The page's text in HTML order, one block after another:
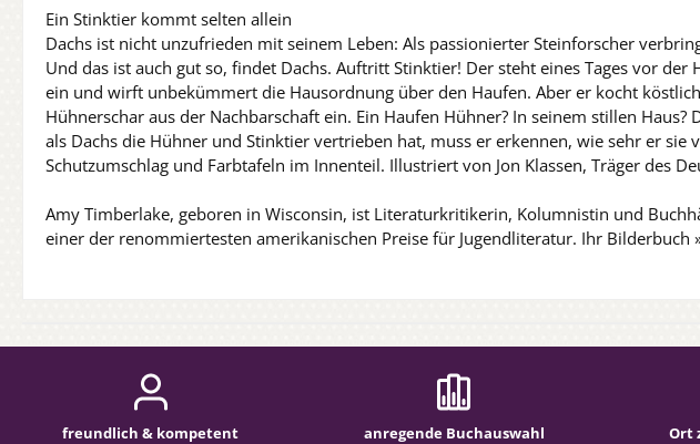
Ein Stinktier kommt selten allein
Dachs ist nicht unzufrieden mit seinem Leben: Als passionierter Steinforscher
Und das ist auch gut so, findet Dachs. Auftritt Stinktier! Der steht eines Tages vor
ein und wirft unbekümmert die Hausordnung über den Haufen. Aber er kocht
Hühnerschar aus der Nachbarschaft ein. Ein Haufen Hühner? In seinem stillen
als Dachs die Hühner und Stinktier vertrieben hat, muss er erkennen, wie sehr er
Schutzumschlag und Farbtafeln im Innenteil. Illustriert von Jon Klassen, Träger des
Amy Timberlake, geboren in Wisconsin, ist Literaturkritikerin, Kolumnistin und
einer der renommiertesten amerikanischen Preise für Jugendliteratur. Ihr Bilderbuch
freundlich & kompetent anregende Buchauswahl Ort